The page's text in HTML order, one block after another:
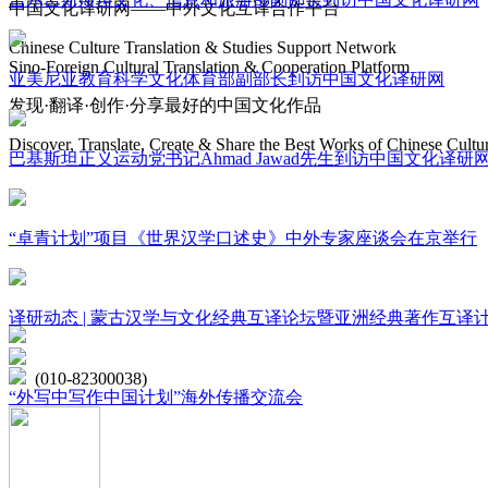
亚美尼亚教育科学文化体育部副部长到访中国文化译研网
巴基斯坦正义运动党书记Ahmad Jawad先生到访中国文化译研网
“卓青计划”项目《世界汉学口述史》中外专家座谈会在京举行
译研动态 | 蒙古汉学与文化经典互译论坛暨亚洲经典著作互译
“外写中写作中国计划”海外传播交流会
中国文化译研网——中外文化互译合作平台
Chinese Culture Translation & Studies Support Network
Sino-Foreign Cultural Translation & Cooperation Platform
发现·翻译·创作·分享最好的中国文化作品
Discover, Translate, Create & Share the Best Works of Chinese
网站地图
微博
联系我们
(010-82300038)